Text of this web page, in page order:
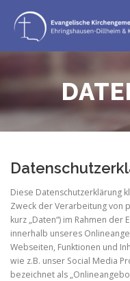
Inhalt
springen
GOTTESDIENST
BERATUNG &
Diese Datenschutzerklärung
Zweck der Verarbeitung von
kurz „Daten“) im Rahmen
innerhalb unseres
Webseiten, Funktionen und
wie z.B. unser Social Media
bezeichnet als